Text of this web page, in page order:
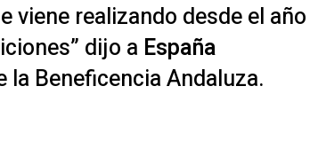
viene realizando desde el año
dijo a España
Beneficencia Andaluza.